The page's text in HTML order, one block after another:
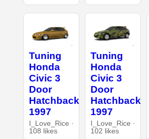
Tuning
Honda
Civic 3
Door
Hatchback
1997
I_Love_Rice ·
108 likes
Tuning
Honda
Civic 3
Door
Hatchback
1997
I_Love_Rice ·
102 likes